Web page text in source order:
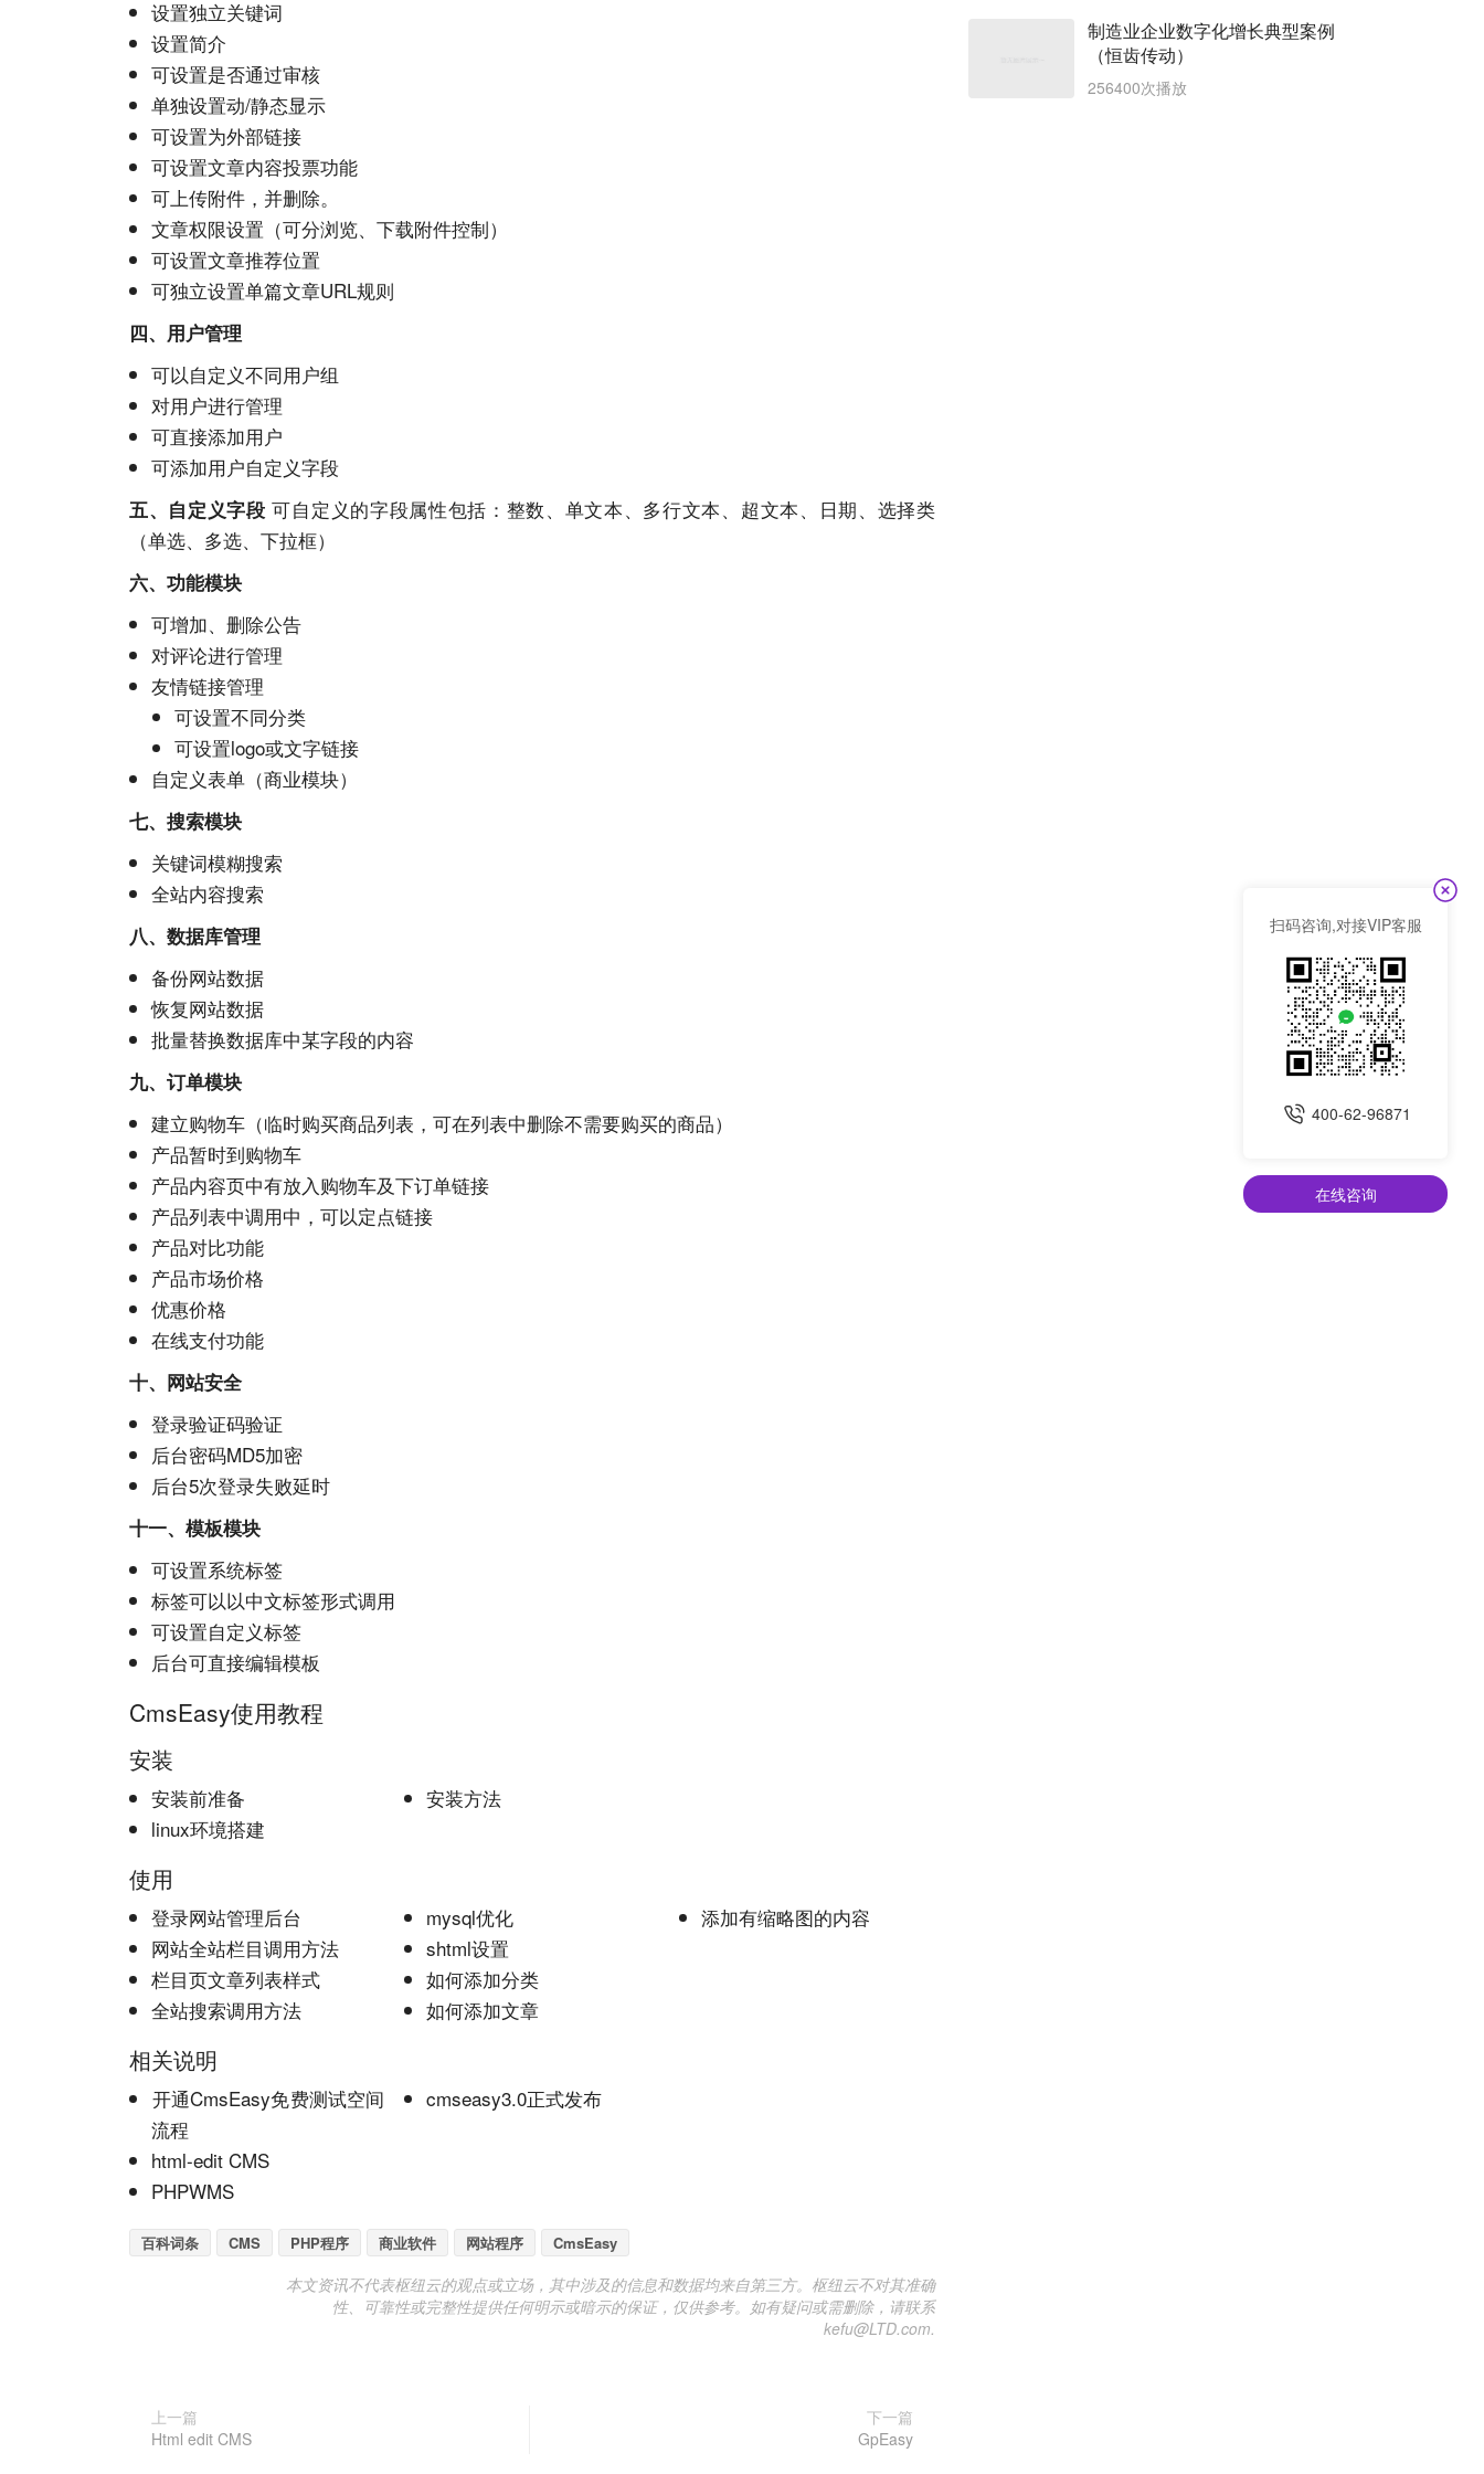
设置独立关键词
设置简介
可设置是否通过审核
单独设置动/静态显示
可设置为外部链接
可设置文章内容投票功能
可上传附件，并删除。
文章权限设置（可分浏览、下载附件控制）
可设置文章推荐位置
可独立设置单篇文章URL规则
四、用户管理
可以自定义不同用户组
对用户进行管理
可直接添加用户
可添加用户自定义字段
五、自定义字段 可自定义的字段属性包括：整数、单文本、多行文本、超文本、日期、选择类
（单选、多选、下拉框）
六、功能模块
可增加、删除公告
对评论进行管理
友情链接管理
可设置不同分类
可设置logo或文字链接
自定义表单（商业模块）
七、搜索模块
关键词模糊搜索
全站内容搜索
八、数据库管理
备份网站数据
恢复网站数据
批量替换数据库中某字段的内容
九、订单模块
建立购物车（临时购买商品列表，可在列表中删除不需要购买的商品）
产品暂时到购物车
产品内容页中有放入购物车及下订单链接
产品列表中调用中，可以定点链接
产品对比功能
产品市场价格
优惠价格
在线支付功能
十、 网站安全
登录验证码验证
后台密码MD5加密
后台5次登录失败延时
十一、模板模块
可设置系统标签
标签可以以中文标签形式调用
可设置自定义标签
后台可直接编辑模板
CmsEasy使用教程
安装
安装前准备
linux环境搭建
安装方法
使用
登录网站管理后台
网站全站栏目调用方法
栏目页文章列表样式
全站搜索调用方法
mysql优化
shtml设置
如何添加分类
如何添加文章
添加有缩略图的内容
相关说明
开通CmsEasy免费测试空间
流程
cmseasy3.0正式发布
html-edit CMS
PHPWMS
百科词条 CMS PHP程序 商业软件 网站程序 CmsEasy
本文资讯不代表枢纽云的观点或立场，其中涉及的信息和数据均来自第三方。枢纽云不对其准确
性、可靠性或完整性提供任何明示或暗示的保证，仅供参考。如有疑问或需删除，请联系
kefu@LTD.com.
上一篇
Html edit CMS
下一篇
GpEasy
制造业企业数字化增长典型案例
（恒齿传动）
256400次播放
扫码咨询,对接VIP客服
400-62-96871
在线咨询